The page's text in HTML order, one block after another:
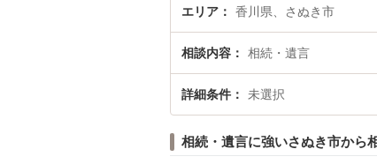
エリア 香川県、さぬき市
相談内容 相続・遺言
詳細条件 未選択
相続・遺言に強いさぬき市から